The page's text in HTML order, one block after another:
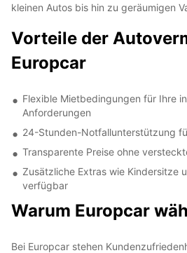
kleinen Autos bis hin zu geräumigen
Vorteile der
Europcar
Flexible Mietbedingungen für Ihre
Anforderungen
24-Stunden-Notfallunterstützung
Transparente Preise ohne
Zusätzliche Extras wie Kindersitze
verfügbar
Warum Europcar
Bei Europcar stehen